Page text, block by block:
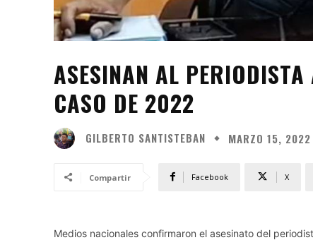
ASESINAN AL
CASO DE 2022
GILBERTO SANTISTEBAN MARZO 15, 2022
Compartir Facebook X
Medios nacionales confirmaron el asesinato del